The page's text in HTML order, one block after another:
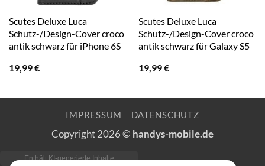
Scutes Deluxe Luca
Schutz-/Design-Cover croco
antik schwarz für iPhone 6S
19,99€
Scutes Deluxe Luca
Schutz-/Design-Cover croco
antik schwarz für Galaxy S5
19,99€
IMPRESSUM DATENSCHUTZ
Copyright 2026 © handys-mobile.de